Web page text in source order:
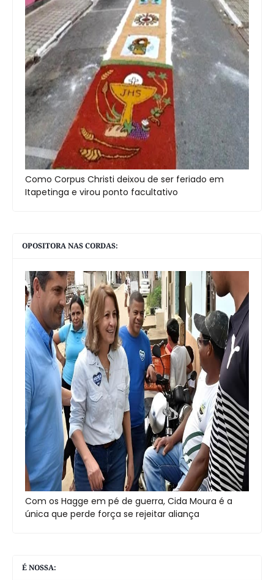
Como Corpus Christi deixou de ser feriado em
Itapetinga e virou ponto facultativo
OPOSITORA NAS CORDAS:
Com os Hagge em pé de guerra, Cida Moura é a
única que perde força se rejeitar aliança
É NOSSA: